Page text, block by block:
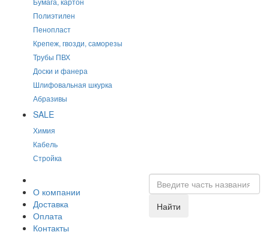
Полиэтилен
Пенопласт
Крепеж, гвозди, саморезы
Трубы ПВХ
Доски и фанера
Шлифовальная шкурка
Абразивы
SALE
Химия
Кабель
Стройка
О компании
Доставка
Оплата
Контакты
Найти